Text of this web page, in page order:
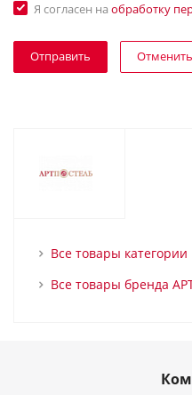
Я согласен на обработку
Отменить
Все товары категории
Все товары бренда